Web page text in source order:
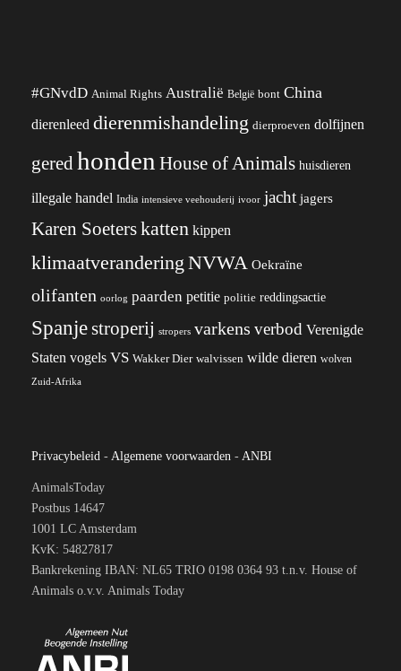
#GNvdD Animal Rights Australië België bont China
dierenleed dierenmishandeling dierproeven dolfijnen
geredhonden House of Animals huisdieren
illegale handel India intensieve veehouderij ivoor jacht jagers
Karen Soeterskatten kippen
klimaatverandering NVWA Oekraïne
olifanten oorlog paarden petitie politie reddingsactie
Spanjestroperij stropers varkens verbod Verenigde
Staten vogels VS Wakker Dier walvissen wilde dieren wolven
Zuid-Afrika
Privacybeleid - Algemene voorwaarden - ANBI
AnimalsToday
Postbus 14647
1001 LC Amsterdam
KvK: 54827817
Bankrekening IBAN: NL65 TRIO 0198 0364 93 t.n.v. House of
Animals o.v.v. Animals Today